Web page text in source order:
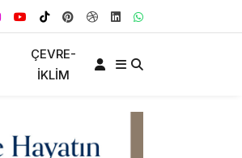
ÇEVRE-
İKLIM